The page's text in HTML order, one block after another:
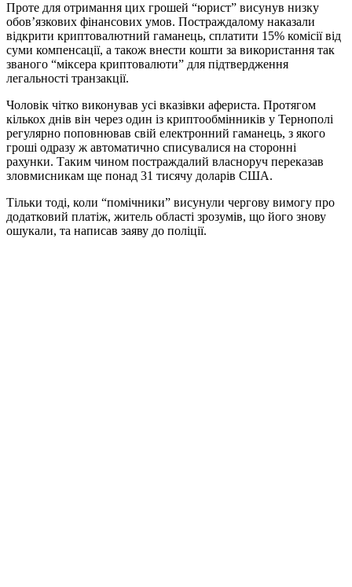
Проте для отримання цих грошей “юрист” висунув низку
обов’язкових фінансових умов. Постраждалому наказали
відкрити криптовалютний гаманець, сплатити 15% комісії від
суми компенсації, а також внести кошти за використання так
званого “міксера криптовалюти” для підтвердження
легальності транзакції.
Чоловік чітко виконував усі вказівки афериста. Протягом
кількох днів він через один із криптообмінників у Тернополі
регулярно поповнював свій електронний гаманець, з якого
гроші одразу ж автоматично списувалися на сторонні
рахунки. Таким чином постраждалий власноруч переказав
зловмисникам ще понад 31 тисячу доларів США.
Тільки тоді, коли “помічники” висунули чергову вимогу про
додатковий платіж, житель області зрозумів, що його знову
ошукали, та написав заяву до поліції.